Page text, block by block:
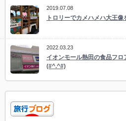
2019.07.08
トロリーでカメハメハ大王像
2022.03.23
イオンモール熱田の食品フ
(#^.^#)